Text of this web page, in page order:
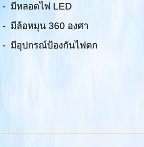
- มีหลอดไฟ LED
- มีล้อหมุน 360 องศา
- มีอุปกรณ์ป้องกันไฟตก